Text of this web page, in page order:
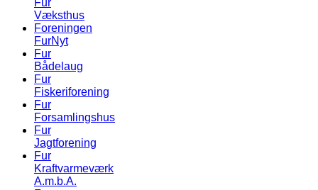
Fur
Væksthus
Foreningen
FurNyt
Fur
Bådelaug
Fur
Fiskeriforening
Fur
Forsamlingshus
Fur
Jagtforening
Fur
Kraftvarmeværk
A.m.b.A.